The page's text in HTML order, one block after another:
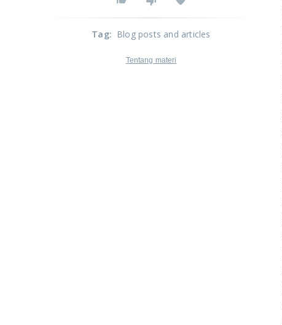
Tag: Blog posts and articles
Tentang materi